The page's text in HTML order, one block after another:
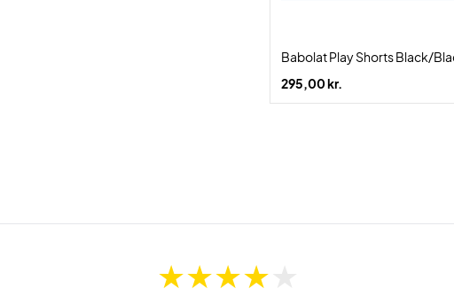
Babolat Play Shorts Black/
295,00 kr.